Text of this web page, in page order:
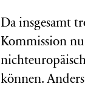
Da insgesamt
Kommission
können.